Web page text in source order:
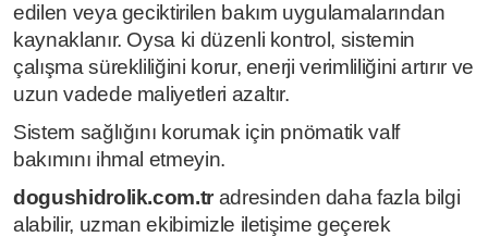
edilen veya geciktirilen bakım uygulamalarından
kaynaklanır. Oysa ki düzenli kontrol, sistemin
çalışma sürekliliğini korur, enerji verimliliğini artırır ve
uzun vadede maliyetleri azaltır.
Sistem sağlığını korumak için pnömatik valf
bakımını ihmal etmeyin.
dogushidrolik.com.tr adresinden daha fazla bilgi
alabilir, uzman ekibimizle iletişime geçerek